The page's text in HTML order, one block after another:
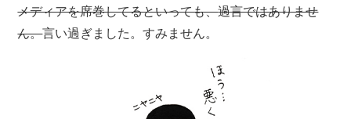
メディアを席巻してるといっても、過言ではありませ
ん。言い過ぎました。すみません。